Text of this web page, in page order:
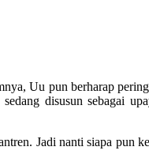
Uu pun berharap
disusun sebagai
Jadi nanti siapa pun